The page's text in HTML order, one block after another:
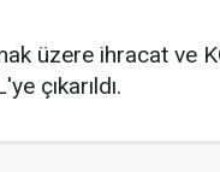
üzere ihracat ve
çıkarıldı.